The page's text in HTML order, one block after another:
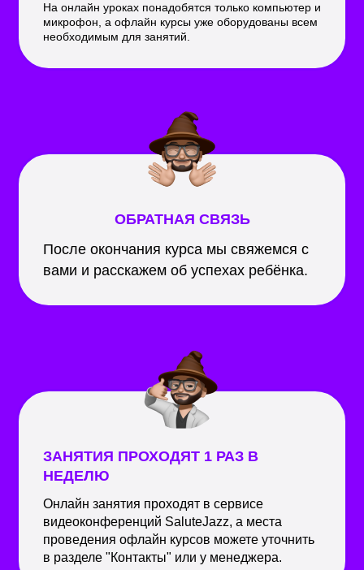
На онлайн уроках понадобятся только компьютер и
микрофон, а офлайн курсы уже оборудованы всем
необходимым для занятий.
ОБРАТНАЯ СВЯЗЬ
После окончания курса мы свяжемся с
вами и расскажем об успехах ребёнка.
ЗАНЯТИЯ ПРОХОДЯТ 1 РАЗ В
НЕДЕЛЮ
Онлайн занятия проходят в сервисе
видеоконференций SaluteJazz, а места
проведения офлайн курсов можете уточнить
в разделе "Контакты" или у менеджера.